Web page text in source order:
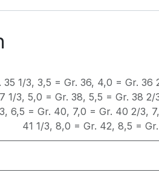
35 1/3, 3,5 = Gr. 36, 4,0 = Gr. 36
1/3, 5,0 = Gr. 38, 5,5 = Gr. 38 2/
, 6,5 = Gr. 40, 7,0 = Gr. 40 2/3,
41 1/3, 8,0 = Gr. 42, 8,5 =